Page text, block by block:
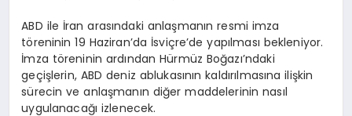
ABD ile İran arasındaki anlaşmanın resmi imza
töreninin 19 Haziran’da İsviçre’de yapılması bekleniyor.
İmza töreninin ardından Hürmüz Boğazı’ndaki
geçişlerin, ABD deniz ablukasının kaldırılmasına ilişkin
sürecin ve anlaşmanın diğer maddelerinin nasıl
uygulanacağı izlenecek.